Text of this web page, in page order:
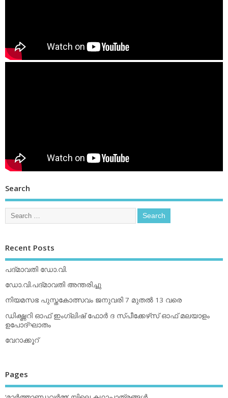
Search
Recent Posts
പദ്മാവതി ഡോ.വി.
ഡോ.വി.പദ്മാവതി അന്തരിച്ചു
നിയമസഭ പുസ്തകോത്സവം ജനുവരി 7 മുതല്‍ 13 വരെ
ഡിക്ഷ്ണറി ഓഫ് ഇംഗ്ലിഷ് ഫോര്‍ ദ സ്പീക്കേഴ്‌സ് ഓഫ് മലയാളം
ഉപോദ്ഘാതം
വേറാക്കൂറ്
Pages